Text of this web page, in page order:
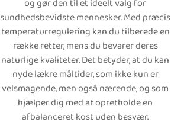
og gør den til et ideelt valg for
sundhedsbevidste mennesker. Med præcis
temperaturregulering kan du tilberede en
række retter, mens du bevarer deres
naturlige kvaliteter. Det betyder, at du kan
nyde lækre måltider, som ikke kun er
velsmagende, men også nærende, og som
hjælper dig med at opretholde en
afbalanceret kost uden besvær.